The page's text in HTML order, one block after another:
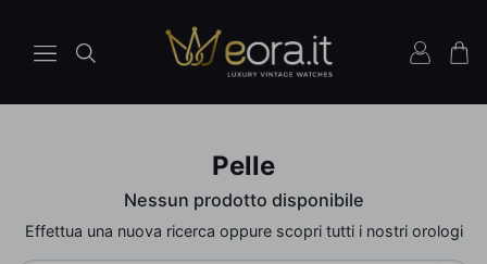
Pelle
Nessun prodotto disponibile
Effettua una nuova ricerca oppure scopri tutti i nostri orologi